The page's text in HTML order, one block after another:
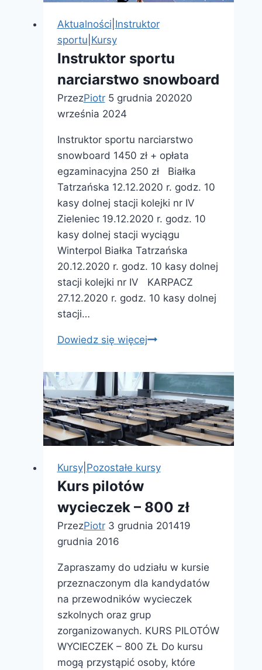
Aktualności Instruktor
sportu Kursy
Instruktor sportu
narciarstwo snowboard
PrzezPiotr 5 grudnia 202020
września 2024
Instruktor sportu narciarstwo
snowboard 1450 zł + opłata
egzaminacyjna 250 zł Białka
Tatrzańska 12.12.2020 r. godz. 10
kasy dolnej stacji kolejki nr IV
Zieleniec 19.12.2020 r. godz. 10
kasy dolnej stacji wyciągu
Winterpol Białka Tatrzańska
20.12.2020 r. godz. 10 kasy dolnej
stacji kolejki nr IV KARPACZ
27.12.2020 r. godz. 10 kasy dolnej
stacji…
Dowiedz się więcejInstruktor
narciarstwo
snowboard
Kursy| Pozostałe kursy
Kurs pilotów
wycieczek – 800 zł
PrzezPiotr 3 grudnia 201419
grudnia 2016
Zapraszamy do udziału w kursie
przeznaczonym dla kandydatów
na przewodników wycieczek
szkolnych oraz grup
zorganizowanych. KURS PILOTÓW
WYCIECZEK – 800 ZŁ Do kursu
mogą przystąpić osoby, które